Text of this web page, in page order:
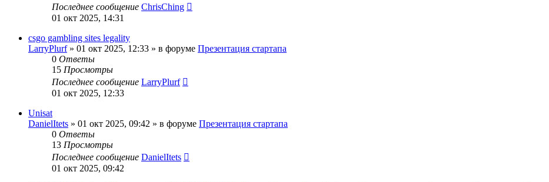
Последнее сообщение ChrisChing
01 окт 2025, 14:31
csgo gambling sites legality
LarryPlurf» 01 окт 2025, 12:33 » в форуме Презентация стартапа
0 Ответы
15 Просмотры
Последнее сообщение LarryPlurf
01 окт 2025, 12:33
Unisat
DanielItets » 01 окт 2025, 09:42 » в форуме Презентация стартапа
0 Ответы
13 Просмотры
Последнее сообщение DanielItets
01 окт 2025, 09:42